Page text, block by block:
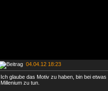
04.04.12 18:23
Ich glaube das Motiv zu haben, bin bei
Millenium zu tun.